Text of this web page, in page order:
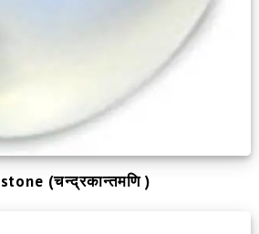
(चन्द्रकान्तमणि )